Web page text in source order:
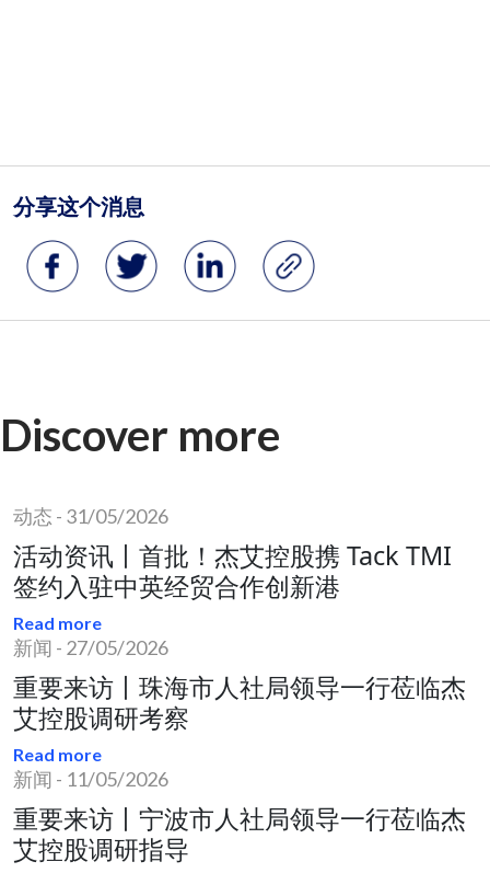
Discover more
动态 - 31/05/2026
活动资讯丨首批！杰艾控股携 Tack TMI
签约入驻中英经贸合作创新港
Read more
新闻 - 27/05/2026
重要来访丨珠海市人社局领导一行莅临杰
艾控股调研考察
Read more
新闻 - 11/05/2026
重要来访丨宁波市人社局领导一行莅临杰
艾控股调研指导